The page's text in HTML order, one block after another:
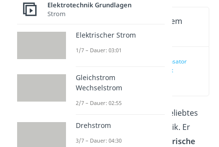
Wichtige Inhalte in diesem
Video
Plattenkondensator
einfach erklärt
ist ein beliebtes
Bauteil in der Elektrotechnik. Er
dient vor allem dazu,
elektrische
Elektrotechnik Grundlagen
Strom
Elektrischer Strom
1/7 – Dauer: 03:01
Gleichstrom
Wechselstrom
2/7 – Dauer: 02:55
Drehstrom
3/7 – Dauer: 04:30